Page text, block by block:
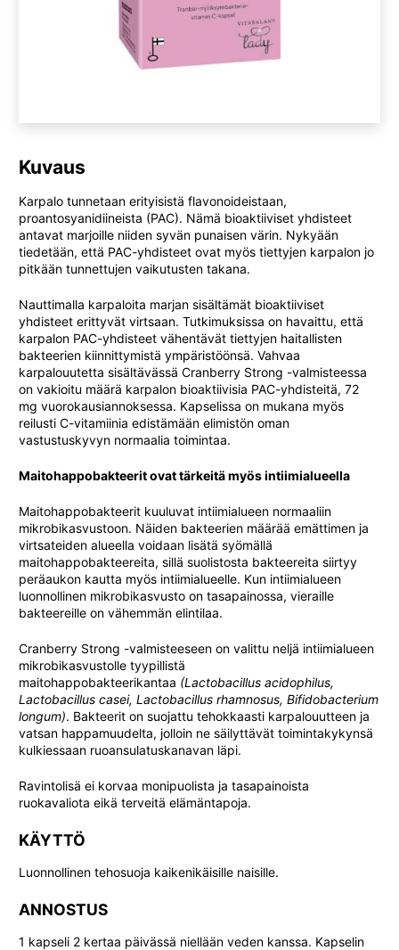
Kuvaus
Karpalo tunnetaan erityisistä flavonoideistaan,
proantosyanidiineista (PAC). Nämä bioaktiiviset yhdisteet
antavat marjoille niiden syvän punaisen värin. Nykyään
tiedetään, että PAC-yhdisteet ovat myös tiettyjen karpalon jo
pitkään tunnettujen vaikutusten takana.
Nauttimalla karpaloita marjan sisältämät bioaktiiviset
yhdisteet erittyvät virtsaan. Tutkimuksissa on havaittu, että
karpalon PAC-yhdisteet vähentävät tiettyjen haitallisten
bakteerien kiinnittymistä ympäristöönsä. Vahvaa
karpalouutetta sisältävässä Cranberry Strong -valmisteessa
on vakioitu määrä karpalon bioaktiivisia PAC-yhdisteitä, 72
mg vuorokausiannoksessa. Kapselissa on mukana myös
reilusti C-vitamiinia edistämään elimistön oman
vastustuskyvyn normaalia toimintaa.
Maitohappobakteerit ovat tärkeitä myös intiimialueella
Maitohappobakteerit kuuluvat intiimialueen normaaliin
mikrobikasvustoon. Näiden bakteerien määrää emättimen ja
virtsateiden alueella voidaan lisätä syömällä
maitohappobakteereita, sillä suolistosta bakteereita siirtyy
peräaukon kautta myös intiimialueelle. Kun intiimialueen
luonnollinen mikrobikasvusto on tasapainossa, vieraille
bakteereille on vähemmän elintilaa.
Cranberry Strong -valmisteeseen on valittu neljä intiimialueen
mikrobikasvustolle tyypillistä
maitohappobakteerikantaa (Lactobacillus acidophilus,
Lactobacillus casei, Lactobacillus rhamnosus, Bifidobacterium
longum). Bakteerit on suojattu tehokkaasti karpalouutteen ja
vatsan happamuudelta, jolloin ne säilyttävät toimintakykynsä
kulkiessaan ruoansulatuskanavan läpi.
Ravintolisä ei korvaa monipuolista ja tasapainoista
ruokavaliota eikä terveitä elämäntapoja.
KÄYTTÖ
Luonnollinen tehosuoja kaikenikäisille naisille.
ANNOSTUS
1 kapseli 2 kertaa päivässä niellään veden kanssa. Kapselin